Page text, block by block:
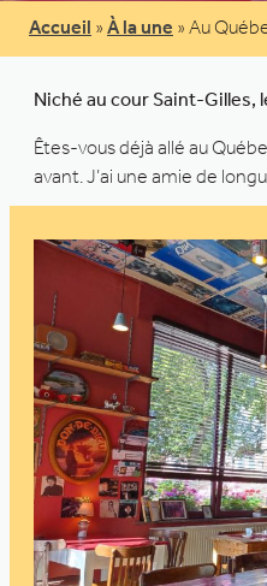
Accueil » À la une » Au
Niché au cour Saint-Gilles,
Êtes-vous déjà allé au
avant. J’ai une amie de